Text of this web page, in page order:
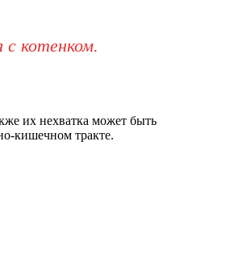
с котенком.
их нехватка может быть
кишечном тракте.